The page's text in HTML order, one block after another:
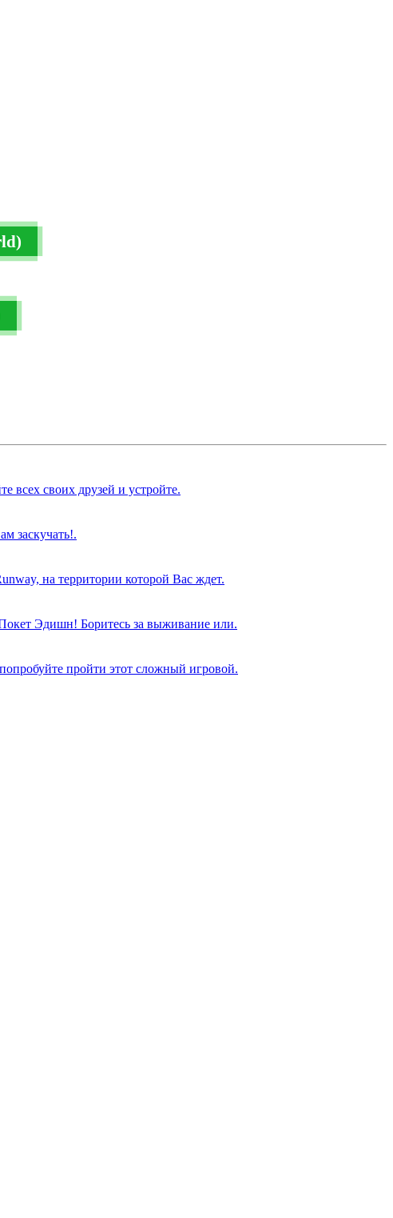
всех своих друзей и устройте.
заскучать!.
на территории которой Вас ждет.
Эдишн! Боритесь за выживание или.
пройти этот сложный игровой.